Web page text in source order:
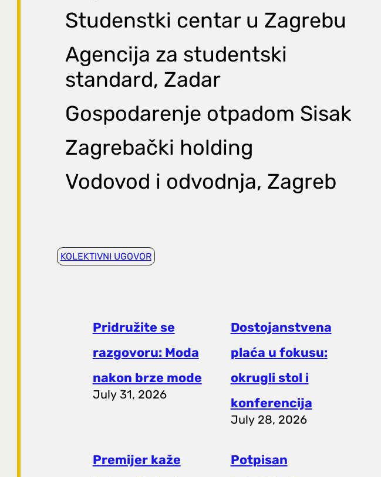
Studenstki centar u Zagrebu
Agencija za studentski
standard, Zadar
Gospodarenje otpadom Sisak
Zagrebački holding
Vodovod i odvodnja, Zagreb
KOLEKTIVNI UGOVOR
Pridružite se
razgovoru: Moda
nakon brze mode
July 31, 2026
Dostojanstvena
plaća u fokusu:
okrugli stol i
konferencija
July 28, 2026
Premijer kaže
Potpisan